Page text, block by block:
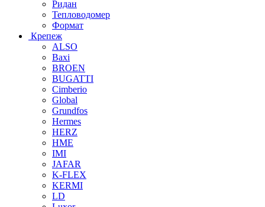
Ридан
Тепловодомер
Формат
Крепеж
ALSO
Baxi
BROEN
BUGATTI
Cimberio
Global
Grundfos
Hermes
HERZ
HME
IMI
JAFAR
K-FLEX
KERMI
LD